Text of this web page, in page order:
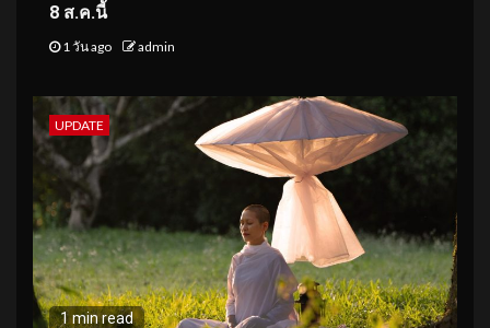
8 ส.ค.นี้
1 วัน ago admin
UPDATE
1 min read